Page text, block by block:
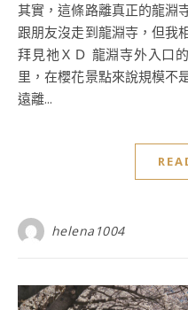
其實，這條路離真正的龍淵寺還有段距離，所以賞櫻這趟，我
跟朋友沒走到龍淵寺，但我
拜見祂ＸＤ 龍淵寺外入口
里，在櫻花景點來說規模不
遠離...
helena1004